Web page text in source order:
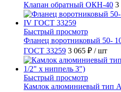
Клапан обратный ОКН-40 3
Быстрый просмотр
Фланец воротниковый 50-
ГОСТ 33259 3 065 ₽ / шт
Быстрый просмотр
Камлок алюминиевый тип